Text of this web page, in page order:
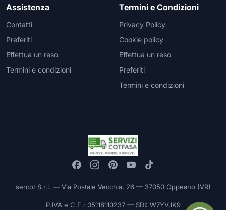
Assistenza
Contatti
Preferiti
Effettua un reso
Termini e condizioni
Termini e Condizioni
Privacy Policy
Cookie policy
Effettua un reso
Preferiti
Termini e condizioni
sercot S.r.l. — Via Postale Vecchia, 26 — 37050 Oppeano (VR)
P.IVA e C.F.: 05118110237 — SDI: W7YVJK9